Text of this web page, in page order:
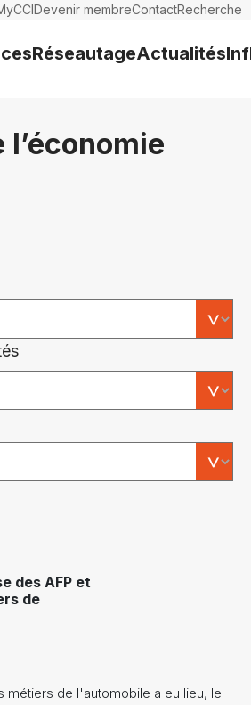
Devenir membreContactRecherche
RéseautageActualités
l’économie
des AFP et
de
métiers de l'automobile a eu lieu, le